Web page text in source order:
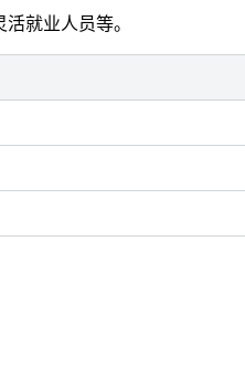
就业人员等。